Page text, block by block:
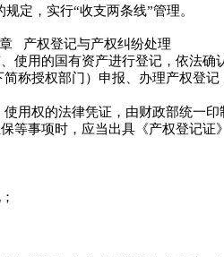
定，实行“收支两条线”管理。
产权登记与产权纠纷处理
的国有资产进行登记，依法确
授权部门）申报、办理产权登
权的法律凭证，由财政部统一印
事项时，应当出具《产权登记证